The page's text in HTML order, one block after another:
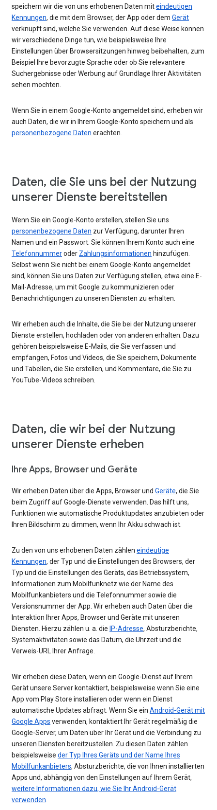
speichern wir die von uns erhobenen Daten miteindeutigen
Kennungen, die mit dem Browser, der App oder dem Gerät
verknüpft sind, welche Sie verwenden. Auf diese Weise können
wir verschiedene Dinge tun, wie beispielsweise Ihre
Einstellungen über Browsersitzungen hinweg beibehalten, zum
Beispiel Ihre bevorzugte Sprache oder ob Sie relevantere
Suchergebnisse oder Werbung auf Grundlage Ihrer Aktivitäten
sehen möchten.
Wenn Sie in einem Google-Konto angemeldet sind, erheben wir
auch Daten, die wir in Ihrem Google-Konto speichern und als
personenbezogene Daten erachten.
Daten, die Sie uns bei der Nutzung
unserer Dienste bereitstellen
Wenn Sie ein Google-Konto erstellen, stellen Sie uns
personenbezogene Daten zur Verfügung, darunter Ihren
Namen und ein Passwort. Sie können Ihrem Konto auch eine
Telefonnummeroder Zahlungsinformationen hinzufügen.
Selbst wenn Sie nicht bei einem Google-Konto angemeldet
sind, können Sie uns Daten zur Verfügung stellen, etwa eine E-
Mail-Adresse, um mit Google zu kommunizieren oder
Benachrichtigungen zu unseren Diensten zu erhalten.
Wir erheben auch die Inhalte, die Sie bei der Nutzung unserer
Dienste erstellen, hochladen oder von anderen erhalten. Dazu
gehören beispielsweise E-Mails, die Sie verfassen und
empfangen, Fotos und Videos, die Sie speichern, Dokumente
und Tabellen, die Sie erstellen, und Kommentare, die Sie zu
YouTube-Videos schreiben.
Daten, die wir bei der Nutzung
unserer Dienste erheben
Ihre Apps, Browser und Geräte
Wir erheben Daten über die Apps, Browser und Geräte, die Sie
beim Zugriff auf Google-Dienste verwenden. Das hilft uns,
Funktionen wie automatische Produktupdates anzubieten oder
Ihren Bildschirm zu dimmen, wenn Ihr Akku schwach ist.
Zu den von uns erhobenen Daten zählen eindeutige
Kennungen, der Typ und die Einstellungen des Browsers, der
Typ und die Einstellungen des Geräts, das Betriebssystem,
Informationen zum Mobilfunknetz wie der Name des
Mobilfunkanbieters und die Telefonnummer sowie die
Versionsnummer der App. Wir erheben auch Daten über die
Interaktion Ihrer Apps, Browser und Geräte mit unseren
Diensten. Hierzu zählen u. a. die IP-Adresse, Absturzberichte,
Systemaktivitäten sowie das Datum, die Uhrzeit und die
Verweis-URL Ihrer Anfrage.
Wir erheben diese Daten, wenn ein Google-Dienst auf Ihrem
Gerät unsere Server kontaktiert, beispielsweise wenn Sie eine
App vom Play Store installieren oder wenn ein Dienst
automatische Updates abfragt. Wenn Sie ein Android-Gerät mit
Google Apps verwenden, kontaktiert Ihr Gerät regelmäßig die
Google-Server, um Daten über Ihr Gerät und die Verbindung zu
unseren Diensten bereitzustellen. Zu diesen Daten zählen
beispielsweise der Typ Ihres Geräts und der Name Ihres
Mobilfunkanbieters, Absturzberichte, die von Ihnen installierten
Apps und, abhängig von den Einstellungen auf Ihrem Gerät,
weitere Informationen dazu, wie Sie Ihr Android-Gerät
verwenden.